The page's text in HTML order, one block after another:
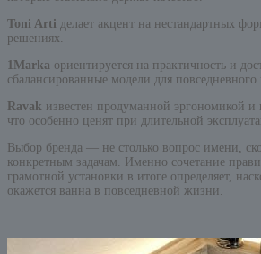
Toni Arti делает акцент на нестандартных
решениях.
1Marka ориентируется на практичность и
сбалансированные модели для повседневного
Ravak известен продуманной эргономикой и
что особенно ценят при длительной
Выбор бренда — не столько вопрос имени,
конкретным задачам. Именно сочетание
грамотной установки в итоге определяет,
окажется ванна в повседневной жизни.